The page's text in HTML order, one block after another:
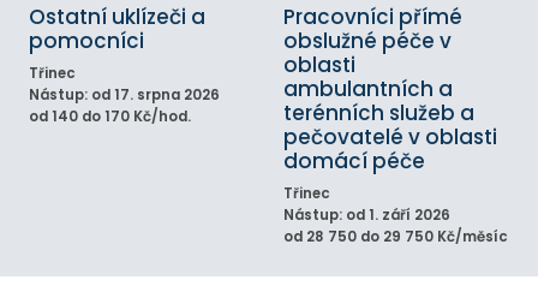
Ostatní uklízeči a
pomocníci
Třinec
Nástup: od 17. srpna 2026
od 140 do 170 Kč/hod.
Pracovníci přímé
obslužné péče v
oblasti
ambulantních a
terénních služeb a
pečovatelé v oblasti
domácí péče
Třinec
Nástup: od 1. září 2026
od 28 750 do 29 750 Kč/měsíc